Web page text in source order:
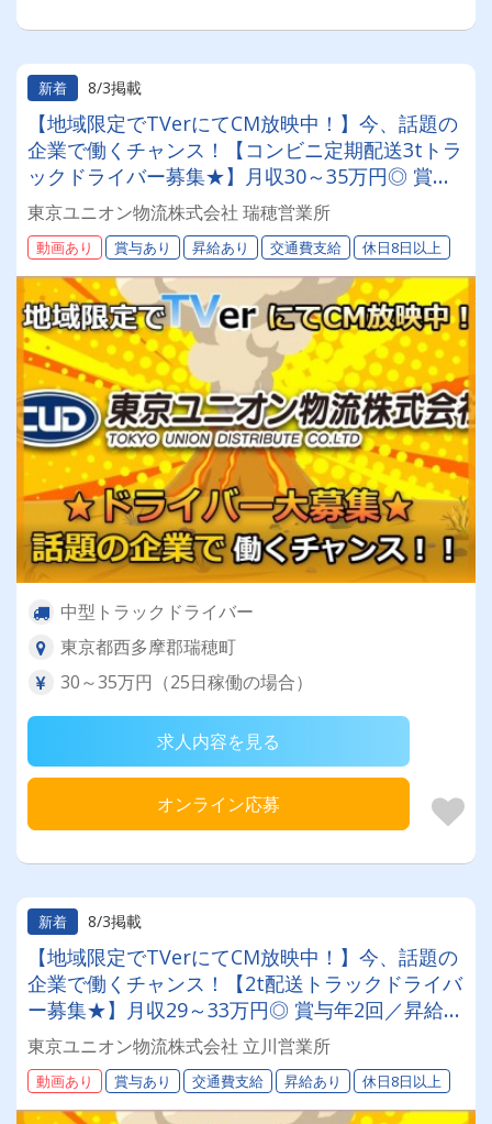
新着 8/3掲載
【地域限定でTVerにてCM放映中！】今、話題の
企業で働くチャンス！【コンビニ定期配送3tトラ
ックドライバー募集★】月収30～35万円◎ 賞与
年2回／昇給有／福利厚生充実／仕事量安定／未
経験歓迎◎ 【年間休日113日以上】連休もあり◎
プライベート充実可◎ 「安心・安全」で働く。
東京ユニオン物流でドライバーライフを送りませ
んか？
東京ユニオン物流株式会社 瑞穂営業所
動画あり 賞与あり 昇給あり 交通費支給 休日8日以上
中型トラックドライバー
東京都西多摩郡瑞穂町
30～35万円（25日稼働の場合）
求人内容を見る
オンライン応募
新着 8/3掲載
【地域限定でTVerにてCM放映中！】今、話題の
企業で働くチャンス！【2t配送トラックドライバ
ー募集★】月収29～33万円◎ 賞与年2回／昇給有
／福利厚生充実／仕事量安定／未経験歓迎◎【年
間休日113日以上】連休もあり◎プライベート充
実可◎ 「安心・安全」で働く。東京ユニオン物
流でドライバーライフを送りませんか？
東京ユニオン物流株式会社 立川営業所
動画あり 賞与あり 交通費支給 昇給あり 休日8日以上